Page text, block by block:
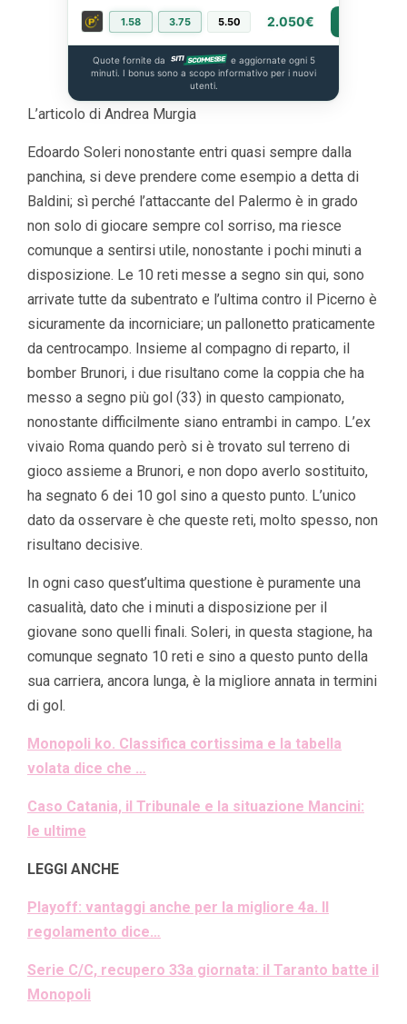
1.58 3.75 5.50 2.050€
Quote fornite da
e aggiornate ogni 5
minuti. I bonus sono a scopo informativo per i nuovi
utenti.
L’articolo di Andrea Murgia
Edoardo Soleri nonostante entri quasi sempre dalla
panchina, si deve prendere come esempio a detta di
Baldini; sì perché l’attaccante del Palermo è in grado
non solo di giocare sempre col sorriso, ma riesce
comunque a sentirsi utile, nonostante i pochi minuti a
disposizione. Le 10 reti messe a segno sin qui, sono
arrivate tutte da subentrato e l’ultima contro il Picerno è
sicuramente da incorniciare; un pallonetto praticamente
da centrocampo. Insieme al compagno di reparto, il
bomber Brunori, i due risultano come la coppia che ha
messo a segno più gol (33) in questo campionato,
nonostante difficilmente siano entrambi in campo. L’ex
vivaio Roma quando però si è trovato sul terreno di
gioco assieme a Brunori, e non dopo averlo sostituito,
ha segnato 6 dei 10 gol sino a questo punto. L’unico
dato da osservare è che queste reti, molto spesso, non
risultano decisive.
In ogni caso quest’ultima questione è puramente una
casualità, dato che i minuti a disposizione per il
giovane sono quelli finali. Soleri, in questa stagione, ha
comunque segnato 10 reti e sino a questo punto della
sua carriera, ancora lunga, è la migliore annata in termini
di gol.
Monopoli ko. Classifica cortissima e la tabella
volata dice che …
Caso Catania, il Tribunale e la situazione Mancini:
le ultime
LEGGI ANCHE
Playoff: vantaggi anche per la migliore 4a. Il
regolamento dice…
Serie C/C, recupero 33a giornata: il Taranto batte il
Monopoli